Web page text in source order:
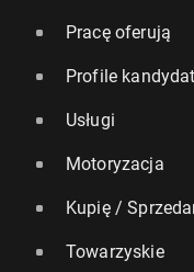
Pracę oferują
Profile
Usługi
Motoryzacja
Kupię /
Towarzyskie